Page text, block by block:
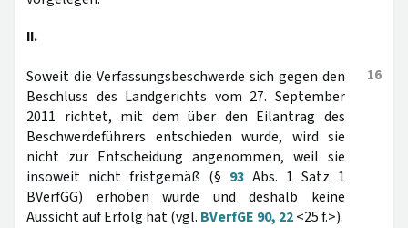
II.
16
Soweit die Verfassungsbeschwerde sich gegen den
Beschluss des Landgerichts vom 27. September
2011 richtet, mit dem über den Eilantrag des
Beschwerdeführers entschieden wurde, wird sie
nicht zur Entscheidung angenommen, weil sie
insoweit nicht fristgemäß (§ 93 Abs. 1 Satz 1
BVerfGG) erhoben wurde und deshalb keine
Aussicht auf Erfolg hat (vgl. BVerfGE 90, 22<25 f.>).